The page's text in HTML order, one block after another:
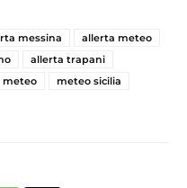
messina
allerta meteo
allerta trapani
meteo
meteo sicilia